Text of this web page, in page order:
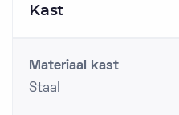
Kast
Materiaal kast
Staal